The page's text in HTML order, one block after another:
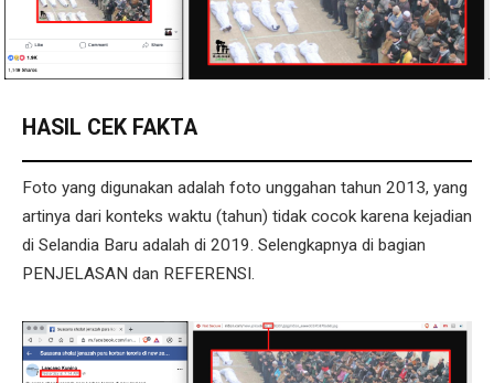
HASIL CEK FAKTA
Foto yang digunakan adalah foto unggahan tahun 2013, yang
artinya dari konteks waktu (tahun) tidak cocok karena kejadian
di Selandia Baru adalah di 2019. Selengkapnya di bagian
PENJELASAN dan REFERENSI.